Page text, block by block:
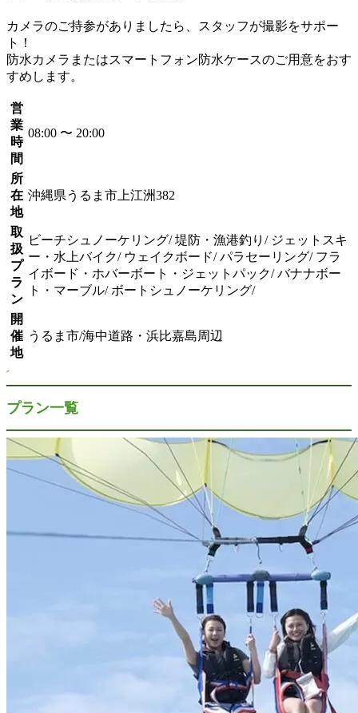
カメラのご持参がありましたら、スタッフが撮影をサポー
ト！
防水カメラまたはスマートフォン防水ケースのご用意をおす
すめします。
営
業
時
間
08:00 〜 20:00
所
在
地
沖縄県うるま市上江洲382
取
扱
プ
ラ
ン
ビーチシュノーケリング/ 堤防・漁港釣り/ ジェットスキ
ー・水上バイク/ ウェイクボード/ パラセーリング/ フラ
イボード・ホバーボート・ジェットパック/ バナナボー
ト・マーブル/ ボートシュノーケリング/
開
催
地
うるま市/海中道路・浜比嘉島周辺
プラン一覧